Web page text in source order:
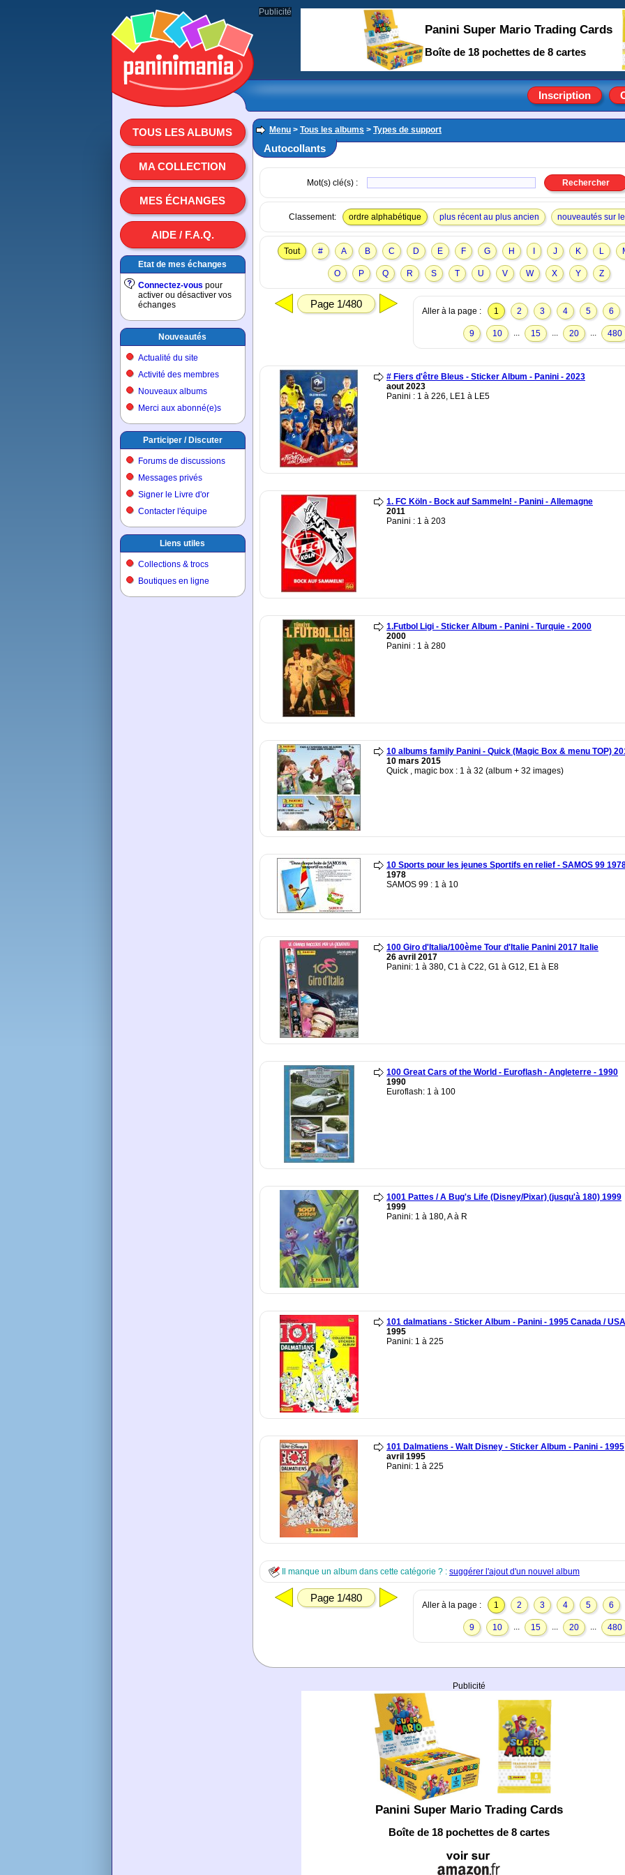
Inscription
TOUS LES ALBUMS
MA COLLECTION
MES ÉCHANGES
AIDE / F.A.Q.
Etat de mes échanges
Connectez-vous pour
activer ou désactiver vos
échanges
Nouveautés
Actualité du site
Activité des membres
Nouveaux albums
Merci aux abonné(e)s
Participer / Discuter
Forums de discussions
Messages privés
Signer le Livre d'or
Contacter l'équipe
Liens utiles
Collections & trocs
Boutiques en ligne
Menu > Tous les albums > Types de support
Autocollants
Mot(s) clé(s) :
Classement: ordre alphabétique plus récent au plus ancien nouveautés sur
Tout # A B C D E F G H J K L
O P Q R S T U V W X Y Z
Page 1/480
Aller à la page : 1 2 3 4 5 6
9 10 ... 15 ... 20 ... 480
# Fiers d'être Bleus - Sticker Album - Panini - 2023
aout 2023
Panini : 1 à 226, LE1 à LE5
1. FC Köln - Bock auf Sammeln! - Panini - Allemagne
2011
Panini : 1 à 203
1.Futbol Ligi - Sticker Album - Panini - Turquie - 2000
2000
Panini : 1 à 280
10 albums family Panini - Quick (Magic Box & menu TOP)
10 mars 2015
Quick , magic box : 1 à 32 (album + 32 images)
10 Sports pour les jeunes Sportifs en relief - SAMOS 99
1978
SAMOS 99 : 1 à 10
100 Giro d'Italia/100ème Tour d'Italie Panini 2017 Italie
26 avril 2017
Panini: 1 à 380, C1 à C22, G1 à G12, E1 à E8
100 Great Cars of the World - Euroflash - Angleterre - 1990
1990
Euroflash: 1 à 100
1001 Pattes / A Bug's Life (Disney/Pixar) (jusqu'à 180) 1999
1999
Panini: 1 à 180, A à R
101 dalmatians - Sticker Album - Panini - 1995 Canada / USA
1995
Panini: 1 à 225
101 Dalmatiens - Walt Disney - Sticker Album - Panini - 1995
avril 1995
Panini: 1 à 225
Il manque un album dans cette catégorie ? : suggérer l'ajout d'un nouvel album
Page 1/480
Aller à la page : 1 2 3 4 5 6
9 10 ... 15 ... 20 ... 480
Publicité
Panini Super Mario Trading Cards
Boîte de 18 pochettes de 8 cartes
Publicité
Panini Super Mario Trading Cards
Boîte de 18 pochettes de 8 cartes